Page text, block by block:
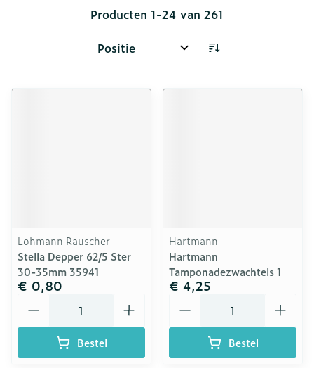
Producten 1-24 van 261
Sorteer op:
Lohmann Rauscher
Stella Depper 62/5 Ster
30-35mm 35941
€ 0,80
Bestel
Hartmann
Hartmann
Tamponadezwachtels 1
€ 4,25
Bestel